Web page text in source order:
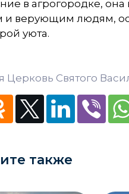
в агрогородке,
и верующим людям,
уюта.
Церковь Святого
также